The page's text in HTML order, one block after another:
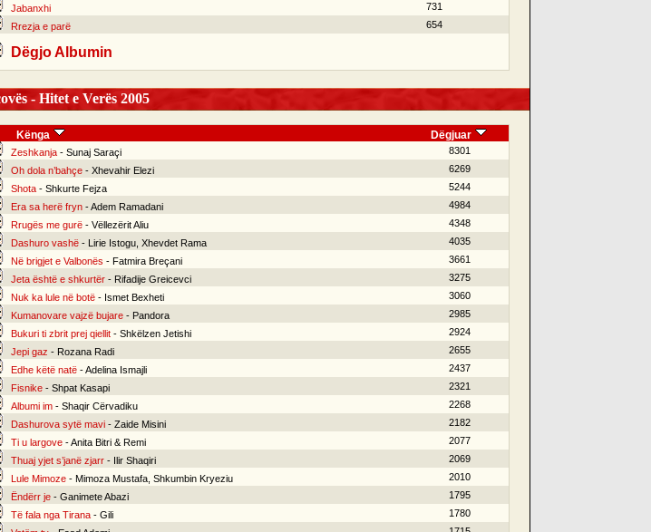
Jabanxhi
731
Rrezja e parë 654
Dëgjo Albumin
- Hitet e Verës 2005
Dëgjuar
Zeshkanja - Sunaj Saraçi
8301
Oh dola n’bahçe - Xhevahir Elezi
6269
Shota - Shkurte Fejza
5244
Era sa herë fryn - Adem Ramadani
4984
Rrugës me gurë - Vëllezërit Aliu
4348
Dashuro vashë - Lirie Istogu, Xhevdet Rama
4035
Në brigjet e Valbonës - Fatmira Breçani
3661
Jeta është e shkurtër - Rifadije Greicevci
3275
Nuk ka lule në botë - Ismet Bexheti
3060
Kumanovare vajzë bujare - Pandora
2985
Bukuri ti zbrit prej qiellit - Shkëlzen Jetishi
2924
Jepi gaz - Rozana Radi
2655
Edhe këtë natë - Adelina Ismajli
2437
Fisnike - Shpat Kasapi
2321
Albumi im - Shaqir Cërvadiku
2268
Dashurova sytë mavi - Zaide Misini
2182
Ti u largove - Anita Bitri & Remi
2077
Thuaj yjet s’janë zjarr - Ilir Shaqiri
2069
Lule Mimoze - Mimoza Mustafa, Shkumbin Kryeziu
2010
Ëndërr je - Ganimete Abazi
1795
Të fala nga Tirana - Gili
1780